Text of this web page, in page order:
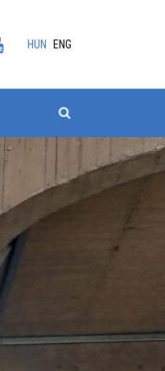
HUN ENG